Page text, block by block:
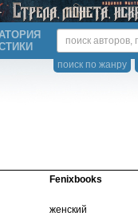
поиск по жанру
Fenixbooks
женский